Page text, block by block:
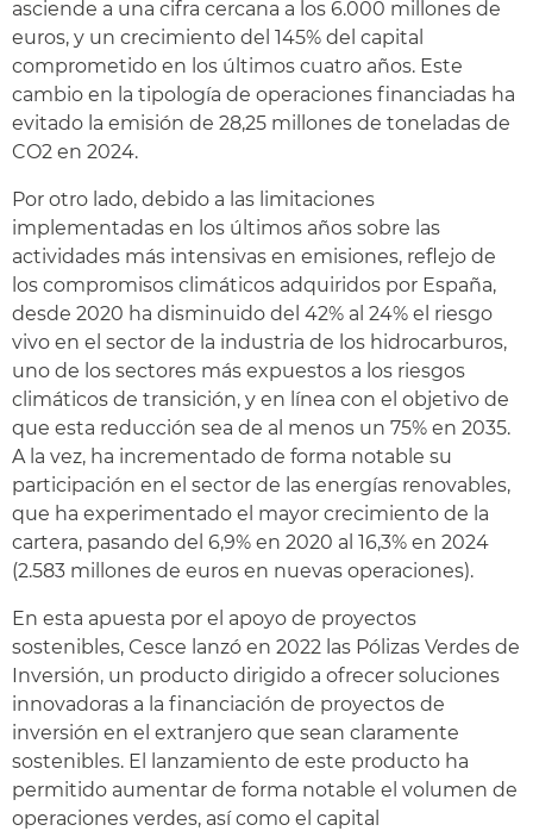
asciende a una cifra cercana a los 6.000 millones de
euros, y un crecimiento del 145% del capital
comprometido en los últimos cuatro años. Este
cambio en la tipología de operaciones financiadas ha
evitado la emisión de 28,25 millones de toneladas de
CO2 en 2024.
Por otro lado, debido a las limitaciones
implementadas en los últimos años sobre las
actividades más intensivas en emisiones, reflejo de
los compromisos climáticos adquiridos por España,
desde 2020 ha disminuido del 42% al 24% el riesgo
vivo en el sector de la industria de los hidrocarburos,
uno de los sectores más expuestos a los riesgos
climáticos de transición, y en línea con el objetivo de
que esta reducción sea de al menos un 75% en 2035.
A la vez, ha incrementado de forma notable su
participación en el sector de las energías renovables,
que ha experimentado el mayor crecimiento de la
cartera, pasando del 6,9% en 2020 al 16,3% en 2024
(2.583 millones de euros en nuevas operaciones).
En esta apuesta por el apoyo de proyectos
sostenibles, Cesce lanzó en 2022 las Pólizas Verdes de
Inversión, un producto dirigido a ofrecer soluciones
innovadoras a la financiación de proyectos de
inversión en el extranjero que sean claramente
sostenibles. El lanzamiento de este producto ha
permitido aumentar de forma notable el volumen de
operaciones verdes, así como el capital